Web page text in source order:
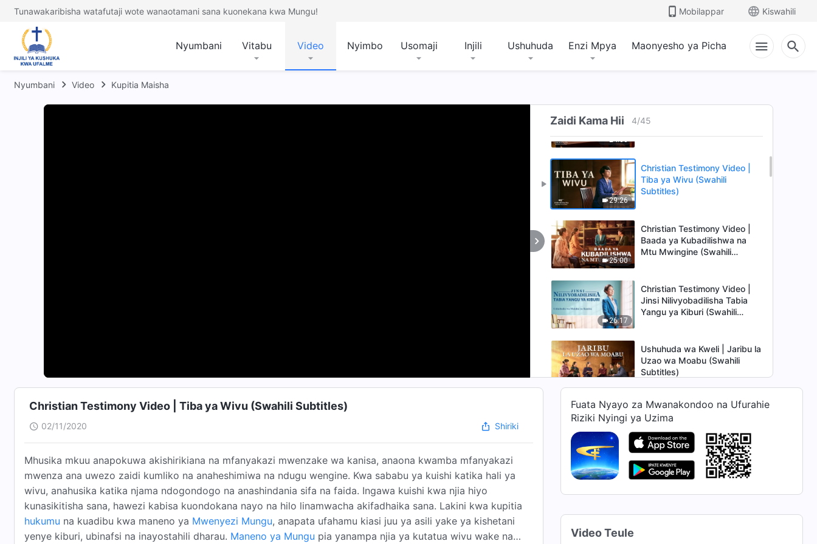
Tunawakaribisha watafutaji wote wanaotamani sana kuonekana kwa Mungu! Mobilappar Kiswahili
Nyumbani Vitabu Video Nyimbo Usomaji Injili Ushuhuda Enzi Mpya Maonyesho ya Picha
Nyumbani Video Kupitia Maisha
Zaidi Kama Hii 4/45
Sauti za Sifa 2026
Christian Testimony Video |
Hatimaye Naelewa Maana ya
24:00
Ushuhuda wa Kweli |
Nimebahatika Kumhudumia
29:26
Christian Testimony Video |
Tiba ya Wivu (Swahili
Subtitles)
25:00
Christian Testimony Video |
Baada ya Kubadilishwa na
Mtu Mwingine (Swahili
26:17
Christian Testimony Video |
Jinsi Nilivyobadilisha Tabia
Yangu ya Kiburi (Swahili
Ushuhuda wa Kweli | Jaribu la
Uzao wa Moabu (Swahili
Subtitles)
21:32
Christian Testimony Video |
Katikati ya Jaribu la Kifo
(Swahili Subtitles)
Christian Testimony Video |
Kuripoti Au Kutoripoti (Swahili
Subtitles)
Christian Testimony Video | Tiba ya Wivu (Swahili Subtitles)
02/11/2020 Shiriki
Mhusika mkuu anapokuwa akishirikiana na mfanyakazi mwenzake wa kanisa, anaona kwamba mfanyakazi
mwenza ana uwezo zaidi kumliko na anaheshimiwa na ndugu wengine. Kwa sababu ya kuishi katika hali ya
wivu, anahusika katika njama ndogondogo na anashindania sifa na faida. Ingawa kuishi kwa njia hiyo
kunasikitisha sana, hawezi kabisa kuondokana nayo na hilo linamwacha akifadhaika sana. Lakini kwa kupitia
hukumu na kuadibu kwa maneno ya Mwenyezi Mungu, anapata ufahamu kiasi juu ya asili yake ya kishetani
yenye kiburi, ubinafsi na inayostahili dharau. Maneno ya Mungu pia yanampa njia ya kutatua wivu wake na
Fuata Nyayo za Mwanakondoo na Ufurahie
Riziki Nyingi ya Uzima
Video Teule